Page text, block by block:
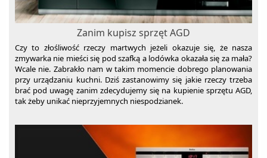
Zanim kupisz sprzęt AGD
Czy to złośliwość rzeczy martwych jeżeli okazuje się, że nasza
zmywarka nie mieści się pod szafką a lodówka okazała się za mała?
Wcale nie. Zabrakło nam w takim momencie dobrego planowania
przy urządzaniu kuchni. Dziś zastanowimy się jakie rzeczy trzeba
brać pod uwagę zanim zdecydujemy się na kupienie sprzętu AGD,
tak żeby unikać nieprzyjemnych niespodzianek.